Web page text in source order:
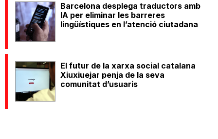
Barcelona desplega traductors amb
IA per eliminar les barreres
lingüístiques en l’atenció ciutadana
El futur de la xarxa social catalana
Xiuxiuejar penja de la seva
comunitat d’usuaris